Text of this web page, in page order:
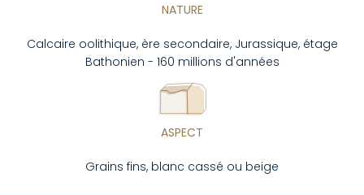
NATURE
Calcaire oolithique, ère secondaire, Jurassique, étage
Bathonien - 160 millions d'années
ASPECT
Grains fins, blanc cassé ou beige